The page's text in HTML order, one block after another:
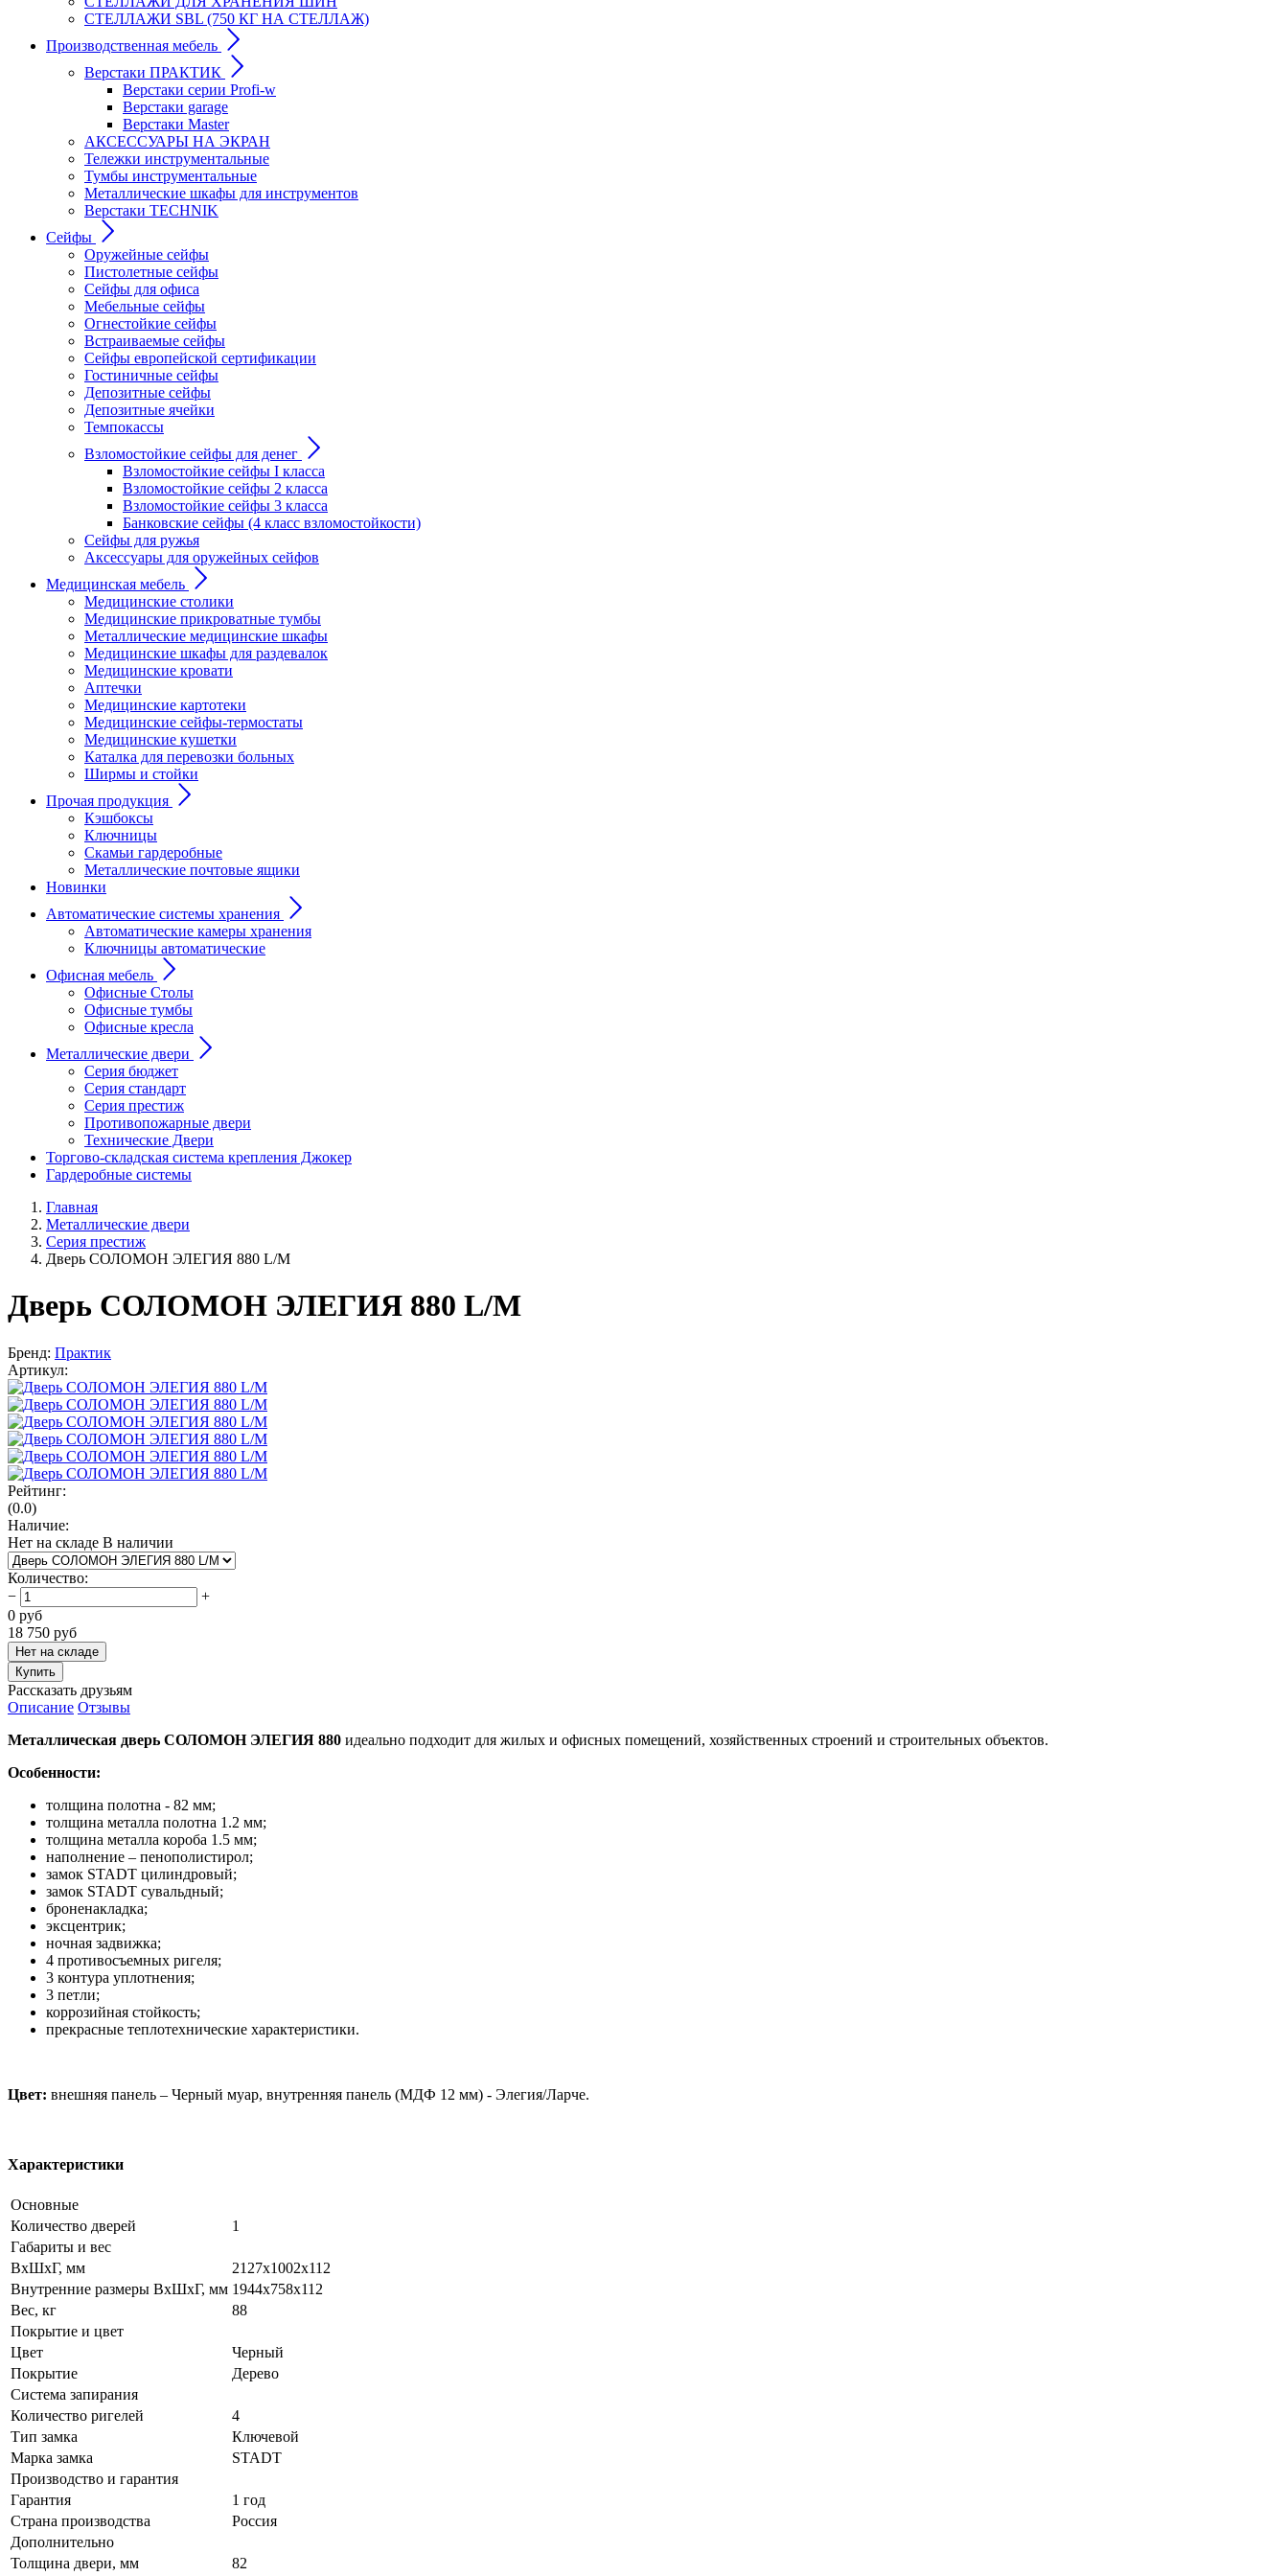
СТЕЛЛАЖИ SBL (750 КГ НА СТЕЛЛАЖ)
Производственная мебель
Верстаки ПРАКТИК
Верстаки серии Profi-w
Верстаки garage
Верстаки Master
АКСЕССУАРЫ НА ЭКРАН
Тележки инструментальные
Тумбы инструментальные
Металлические шкафы для инструментов
Верстаки TECHNIK
Сейфы
Оружейные сейфы
Пистолетные сейфы
Сейфы для офиса
Мебельные сейфы
Огнестойкие сейфы
Встраиваемые сейфы
Сейфы европейской сертификации
Гостиничные сейфы
Депозитные сейфы
Депозитные ячейки
Темпокассы
Взломостойкие сейфы для денег
Взломостойкие сейфы I класса
Взломостойкие сейфы 2 класса
Взломостойкие сейфы 3 класса
Банковские сейфы (4 класс взломостойкости)
Сейфы для ружья
Аксессуары для оружейных сейфов
Медицинская мебель
Медицинские столики
Медицинские прикроватные тумбы
Металлические медицинские шкафы
Медицинские шкафы для раздевалок
Медицинские кровати
Аптечки
Медицинские картотеки
Медицинские сейфы-термостаты
Медицинские кушетки
Каталка для перевозки больных
Ширмы и стойки
Прочая продукция
Кэшбоксы
Ключницы
Скамьи гардеробные
Металлические почтовые ящики
Новинки
Автоматические системы хранения
Автоматические камеры хранения
Ключницы автоматические
Офисная мебель
Офисные Столы
Офисные тумбы
Офисные кресла
Металлические двери
Серия бюджет
Серия стандарт
Серия престиж
Противопожарные двери
Технические Двери
Торгово-складская система крепления Джокер
Гардеробные системы
Главная
Металлические двери
Серия престиж
Дверь СОЛОМОН ЭЛЕГИЯ 880 L/M
Дверь СОЛОМОН ЭЛЕГИЯ 880 L/M
Бренд: Практик
Артикул:
Рейтинг:
(0.0)
Наличие:
Нет на складе В наличии
Количество:
−
+
0 руб
18 750 руб
Нет на складе
Купить
Рассказать друзьям
Описание Отзывы
Металлическая дверь СОЛОМОН ЭЛЕГИЯ 880 идеально подходит для жилых и офисных помещений, хозяйственных строений и строительных объектов.
Особенности:
толщина полотна - 82 мм;
толщина металла полотна 1.2 мм;
толщина металла короба 1.5 мм;
наполнение – пенополистирол;
замок STADT цилиндровый;
замок STADT сувальдный;
броненакладка;
эксцентрик;
ночная задвижка;
4 противосъемных ригеля;
3 контура уплотнения;
3 петли;
коррозийная стойкость;
прекрасные теплотехнические характеристики.
Цвет: внешняя панель – Черный муар, внутренняя панель (МДФ 12 мм) - Элегия/Ларче.
Характеристики
Основные
Количество дверей
1
Габариты и вес
ВхШхГ, мм
2127x1002x112
Внутренние размеры ВхШхГ, мм 1944х758х112
Вес, кг
88
Покрытие и цвет
Цвет
Черный
Покрытие
Дерево
Система запирания
Количество ригелей
4
Тип замка
Ключевой
Марка замка
STADT
Производство и гарантия
Гарантия
1 год
Страна производства
Россия
Дополнительно
Толщина двери, мм
82